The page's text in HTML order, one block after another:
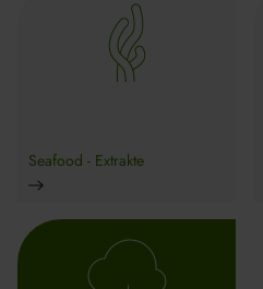
Seafood - Extrakte